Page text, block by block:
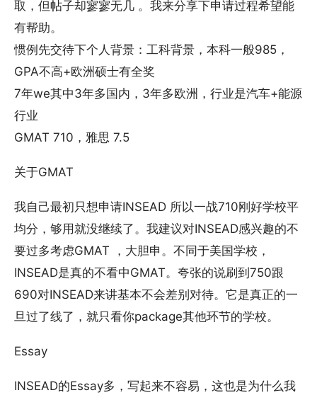
取，但帖子却寥寥无几 。我来分享下申请过程希望能
有帮助。
惯例先交待下个人背景：工科背景，本科一般985，
GPA不高+欧洲硕士有全奖
7年we其中3年多国内，3年多欧洲，行业是汽车+能源
行业
GMAT 710，雅思 7.5
关于GMAT
我自己最初只想申请INSEAD 所以一战710刚好学校平
均分，够用就没继续了。我建议对INSEAD感兴趣的不
要过多考虑GMAT ，大胆申。不同于美国学校，
INSEAD是真的不看中GMAT。夸张的说刷到750跟
690对INSEAD来讲基本不会差别对待。它是真正的一
旦过了线了，就只看你package其他环节的学校。
Essay
INSEAD的Essay多，写起来不容易，这也是为什么我